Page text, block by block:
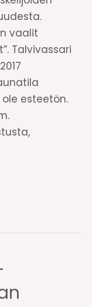
vaalit
Talvivassari
esteetön.